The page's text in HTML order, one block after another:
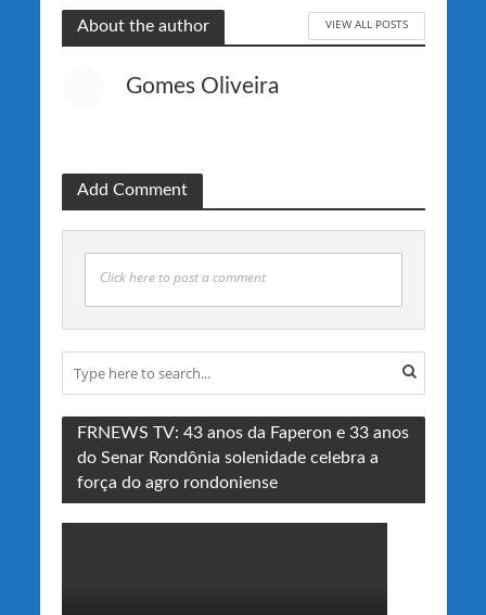
About the author VIEW ALL POSTS
Gomes Oliveira
Add Comment
Click here to post a comment
FRNEWS TV: 43 anos da Faperon e 33 anos
do Senar Rondônia solenidade celebra a
força do agro rondoniense